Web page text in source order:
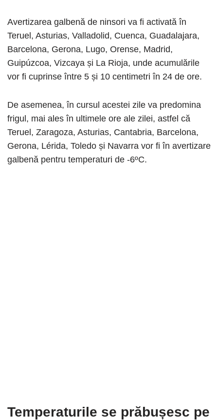
Avertizarea galbenă de ninsori va fi activată în
Teruel, Asturias, Valladolid, Cuenca, Guadalajara,
Barcelona, Gerona, Lugo, Orense, Madrid,
Guipúzcoa, Vizcaya și La Rioja, unde acumulările
vor fi cuprinse între 5 și 10 centimetri în 24 de ore.
De asemenea, în cursul acestei zile va predomina
frigul, mai ales în ultimele ore ale zilei, astfel că
Teruel, Zaragoza, Asturias, Cantabria, Barcelona,
Gerona, Lérida, Toledo și Navarra vor fi în avertizare
galbenă pentru temperaturi de -6ºC.
Temperaturile se prăbușesc pe